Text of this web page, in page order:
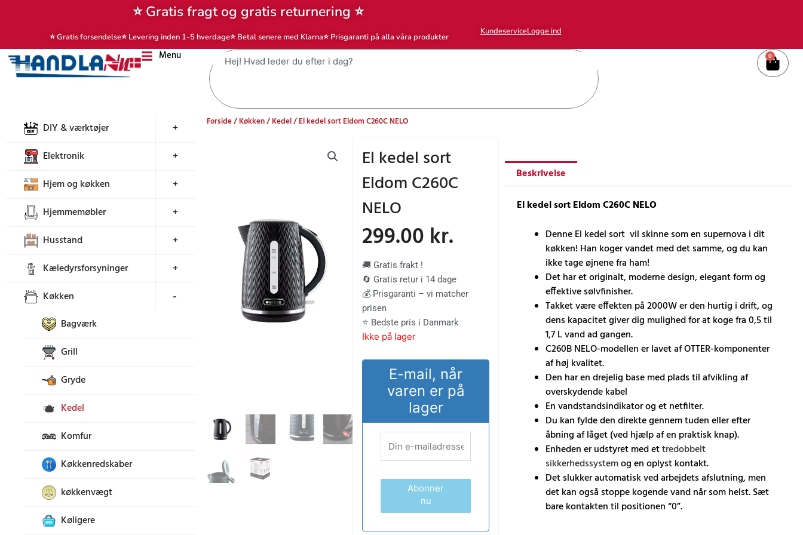
⭐ Gratis fragt og gratis returnering ⭐
⭐ Gratis forsendelse⭐ Levering inden 1-5 hverdage⭐ Betal senere med Klarna⭐ Prisgaranti på alla våra produkter
KundeserviceLogge ind
Menu Søg 0
Kurv
DIY & værktøjer
+
Elektronik
+
Hjem og køkken
+
Hjemmemøbler
+
Husstand
+
Kæledyrsforsyninger
+
Køkken
+
Bagværk
Grill
Gryde
Kedel
Komfur
Køkkenredskaber
køkkenvægt
Køligere
Forside/Køkken/Kedel/ El kedel sort Eldom C260C NELO
El kedel sort
Eldom C260C
NELO
299.00 kr.
🚚 Gratis frakt !
🔄 Gratis retur i 14 dage
💰 Prisgaranti – vi matcher
prisen
⭐ Bedste pris i Danmark
Ikke på lager
E-mail, når
varen er på
lager
Abonner
nu
Beskrivelse
El kedel sort Eldom C260C NELO
Denne El kedel sort vil skinne som en supernova i dit
køkken! Han koger vandet med det samme, og du kan
ikke tage øjnene fra ham!
Det har et originalt, moderne design, elegant form og
effektive sølvfinisher.
Takket være effekten på 2000W er den hurtig i drift, og
dens kapacitet giver dig mulighed for at koge fra 0,5 til
1,7 L vand ad gangen.
C260B NELO-modellen er lavet af OTTER-komponenter
af høj kvalitet.
Den har en drejelig base med plads til afvikling af
overskydende kabel
En vandstandsindikator og et netfilter.
Du kan fylde den direkte gennem tuden eller efter
åbning af låget (ved hjælp af en praktisk knap).
Enheden er udstyret med ettredobbelt
sikkerhedssystemog en oplyst kontakt.
Det slukker automatisk ved arbejdets afslutning, men
det kan også stoppe kogende vand når som helst. Sæt
bare kontakten til positionen “0”.